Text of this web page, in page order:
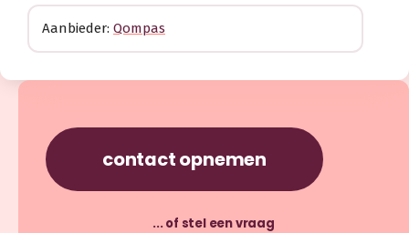
Aanbieder: Qompas
contact opnemen
... of stel een vraag